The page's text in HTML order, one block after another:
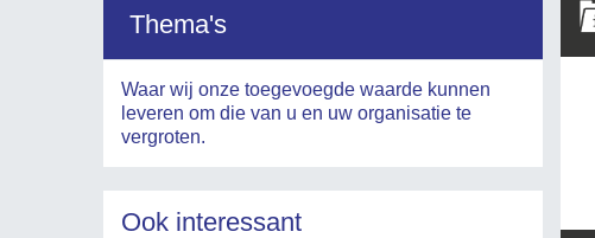
Thema's
Waar wij onze toegevoegde waarde kunnen
leveren om die van u en uw organisatie te
vergroten.
Ook interessant